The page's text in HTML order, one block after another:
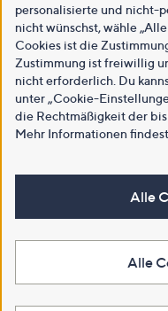
personalisierte und nicht-
nicht wünschst, wähle
Cookies ist die
Zustimmung ist freiwillig
nicht erforderlich. Du
unter „Cookie-
die Rechtmäßigkeit der
Mehr Informationen
Alle
Alle